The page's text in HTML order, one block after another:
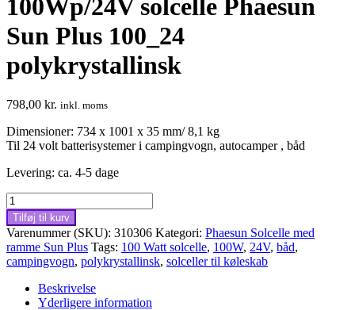
100Wp/24V solcelle Phaesun
Sun Plus 100_24
polykrystallinsk
798,00 kr. inkl. moms
Dimensioner: 734 x 1001 x 35 mm/ 8,1 kg
Til 24 volt batterisystemer i campingvogn, autocamper , båd
Levering: ca. 4-5 dage
100Wp/24V
solcelle
Phaesun
Sun
Plus
100_24
polykrystallinsk
antal
Tilføj til kurv
Varenummer (SKU): 310306 Kategori: Phaesun Solcelle med
ramme Sun Plus Tags: 100 Watt solcelle, 100W, 24V, båd,
campingvogn, polykrystallinsk, solceller til køleskab
Beskrivelse
Yderligere information